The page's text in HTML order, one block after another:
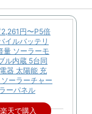
2,261円〜P5倍
イルバッテリ
ソーラーモ
ル内蔵 5台同
器 太陽能 充
ーラーチャー
ーパネル
楽天で購入